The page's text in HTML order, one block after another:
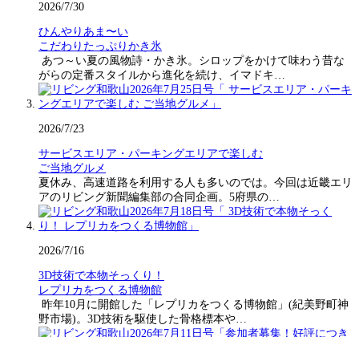
2026/7/30
ひんやりあま〜い
こだわりたっぷりかき氷
あつ～い夏の風物詩・かき氷。シロップをかけて味わう昔な
がらの定番スタイルから進化を続け、イマドキ…
2026/7/23
サービスエリア・パーキングエリアで楽しむ
ご当地グルメ
夏休み、高速道路を利用する人も多いのでは。今回は近畿エリ
アのリビング新聞編集部の合同企画。5府県の…
2026/7/16
3D技術で本物そっくり！
レプリカをつくる博物館
昨年10月に開館した「レプリカをつくる博物館」(紀美野町神
野市場)。3D技術を駆使した骨格標本や…